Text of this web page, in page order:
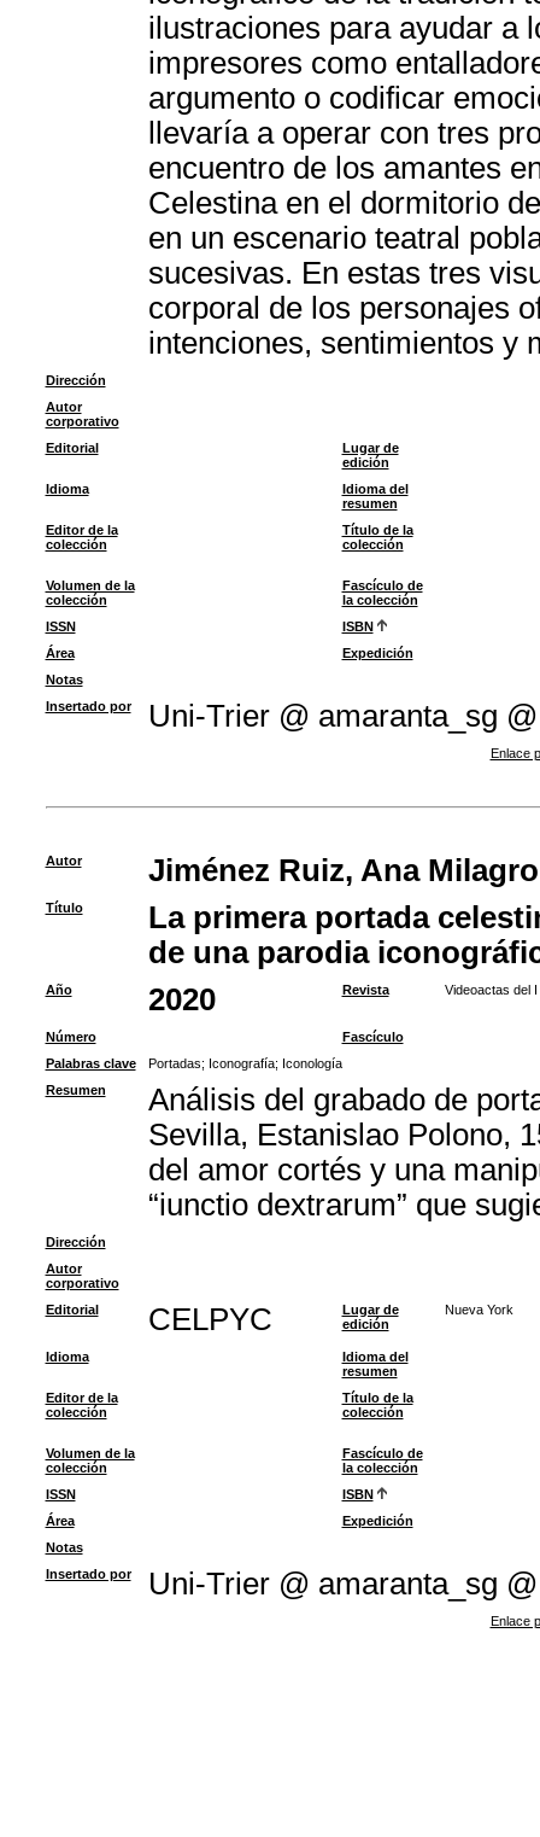
ilustraciones para ayudar a
impresores como
argumento o codificar
llevaría a operar con tres
encuentro de los amantes
Celestina en el dormitorio
en un escenario teatral
sucesivas. En estas tres
corporal de los personajes
intenciones, sentimientos y
Dirección
Autor
corporativo
Editorial
Lugar de
edición
Idioma
Idioma del
resumen
Editor de la
colección
Título de la
colección
Volumen de la
colección
Fascículo de
la colección
ISSN
ISBN
Área
Expedición
Notas
Insertado por
Uni-Trier @ amaranta_sg @
Enlace
Autor Jiménez Ruiz, Ana
Título
La primera portada
de una parodia
Año 2020 Revista Videoactas del
Número
Fascículo
Palabras clave
Portadas; Iconografía; Iconología
Resumen
Análisis del grabado de
Sevilla, Estanislao Polono,
del amor cortés y una
“iunctio dextrarum” que
Dirección
Autor
corporativo
Editorial
CELPYC
Lugar de
edición
Nueva York
Idioma
Idioma del
resumen
Editor de la
colección
Título de la
colección
Volumen de la
colección
Fascículo de
la colección
ISSN
ISBN
Área
Expedición
Notas
Insertado por
Uni-Trier @ amaranta_sg @
Enlace